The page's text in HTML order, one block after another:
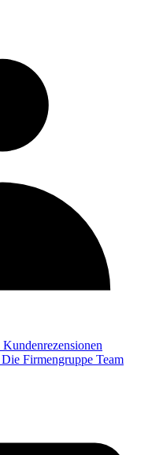
Kundenrezensionen
Die Firmengruppe Team